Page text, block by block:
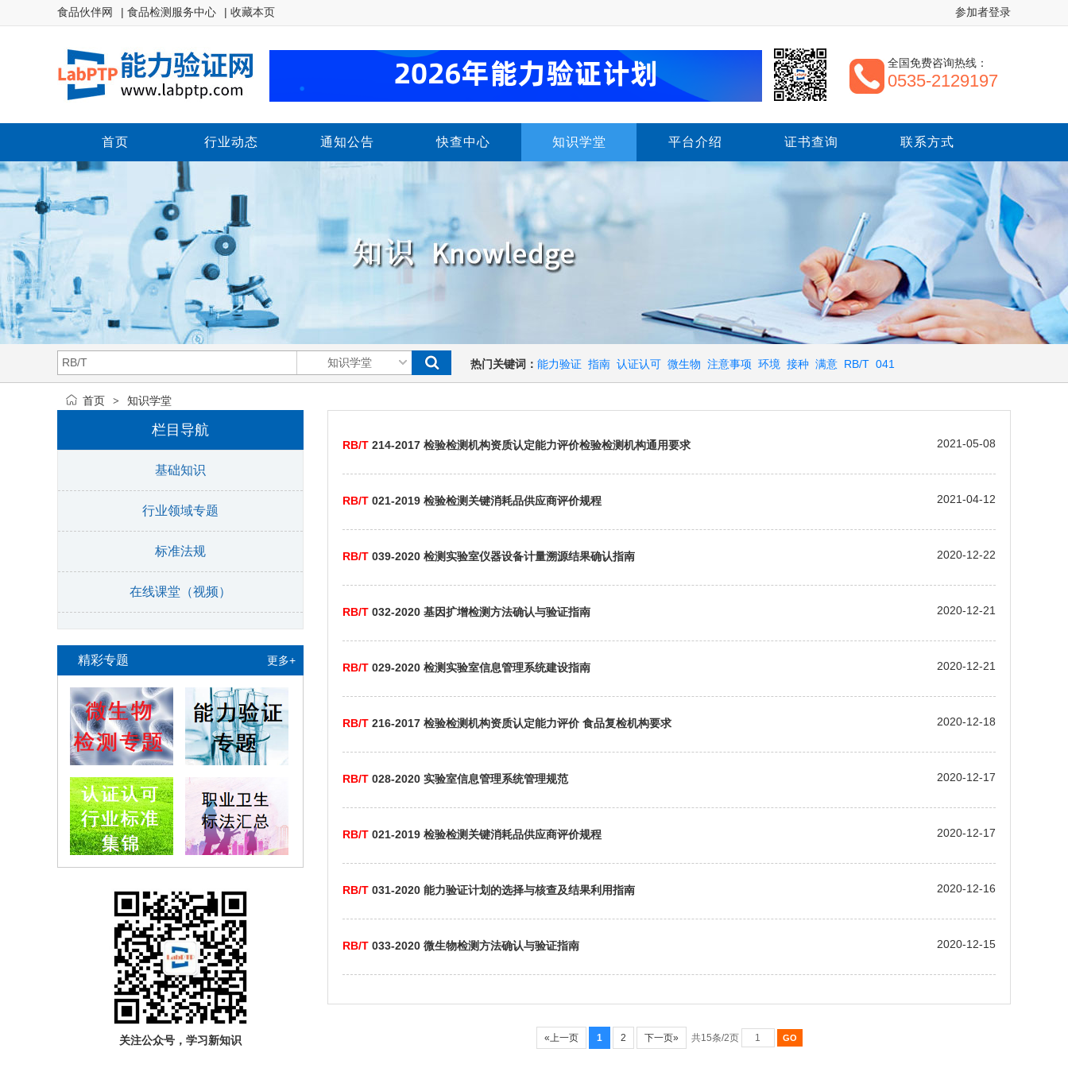
参加者登录
食品伙伴网 | 食品检测服务中心 | 收藏本页
全国免费咨询热线：
0535-2129197
首页 行业动态 通知公告 快查中心 知识学堂 平台介绍 证书查询 联系方式
热门关键词： 能力验证 指南 认证认可 微生物 注意事项 环境 接种 满意 RB/T 041
首页 > 知识学堂
RB/T 214-2017 检验检测机构资质认定能力评价检验检测机构通用要求 2021-05-08
RB/T 021-2019 检验检测关键消耗品供应商评价规程 2021-04-12
RB/T 039-2020 检测实验室仪器设备计量溯源结果确认指南 2020-12-22
RB/T 032-2020 基因扩增检测方法确认与验证指南 2020-12-21
RB/T 029-2020 检测实验室信息管理系统建设指南 2020-12-21
RB/T 216-2017 检验检测机构资质认定能力评价 食品复检机构要求 2020-12-18
RB/T 028-2020 实验室信息管理系统管理规范 2020-12-17
RB/T 021-2019 检验检测关键消耗品供应商评价规程 2020-12-17
RB/T 031-2020 能力验证计划的选择与核查及结果利用指南 2020-12-16
RB/T 033-2020 微生物检测方法确认与验证指南 2020-12-15
«上一页 1 2 下一页» 共15条/2页
栏目导航
基础知识
行业领域专题
标准法规
在线课堂（视频）
精彩专题 更多+
关注公众号，学习新知识